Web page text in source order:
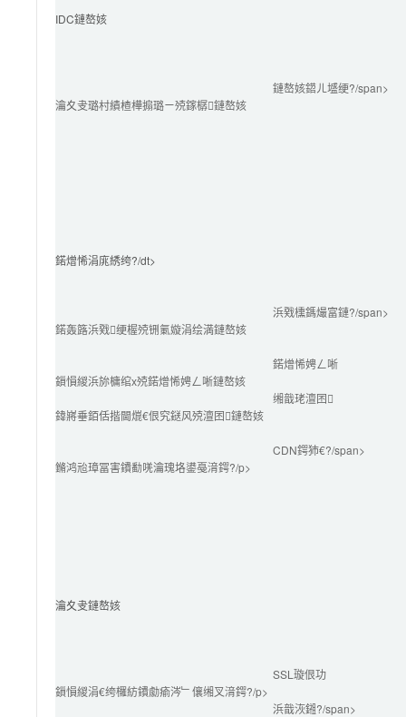
IDC鏈嶅姟
鏈嶅姟鍣ㄦ墭绠?/span>
瀹夊叏璐村績楂樺搧璐ㄧ殑鎵樼鏈嶅姟
鍩熷悕涓庣綉绔?/dt>
浜戣櫄鎷熶富鏈?/span>
鍩轰簬浜戣绠楃殑铏氭嫙涓绘満鏈嶅姟
鍩熷悕娉ㄥ唽
鎻愪緵浜旀槦绾х殑鍩熷悕娉ㄥ唽鏈嶅姟
缃戠珯澶囨
鍏嶈垂銆佸揩閫熴€佷究鎹风殑澶囨鏈嶅姟
CDN鍔犻€?/span>
鏅鸿兘璋冨害鐨勫唴瀹瑰垎鍙戞湇鍔?/p>
瀹夊叏鏈嶅姟
SSL璇佷功
鎻愪緵涓€绔欏紡鐨勮瘉涔﹂儴缃叉湇鍔?/p>
浜戠洃鎺?/span>